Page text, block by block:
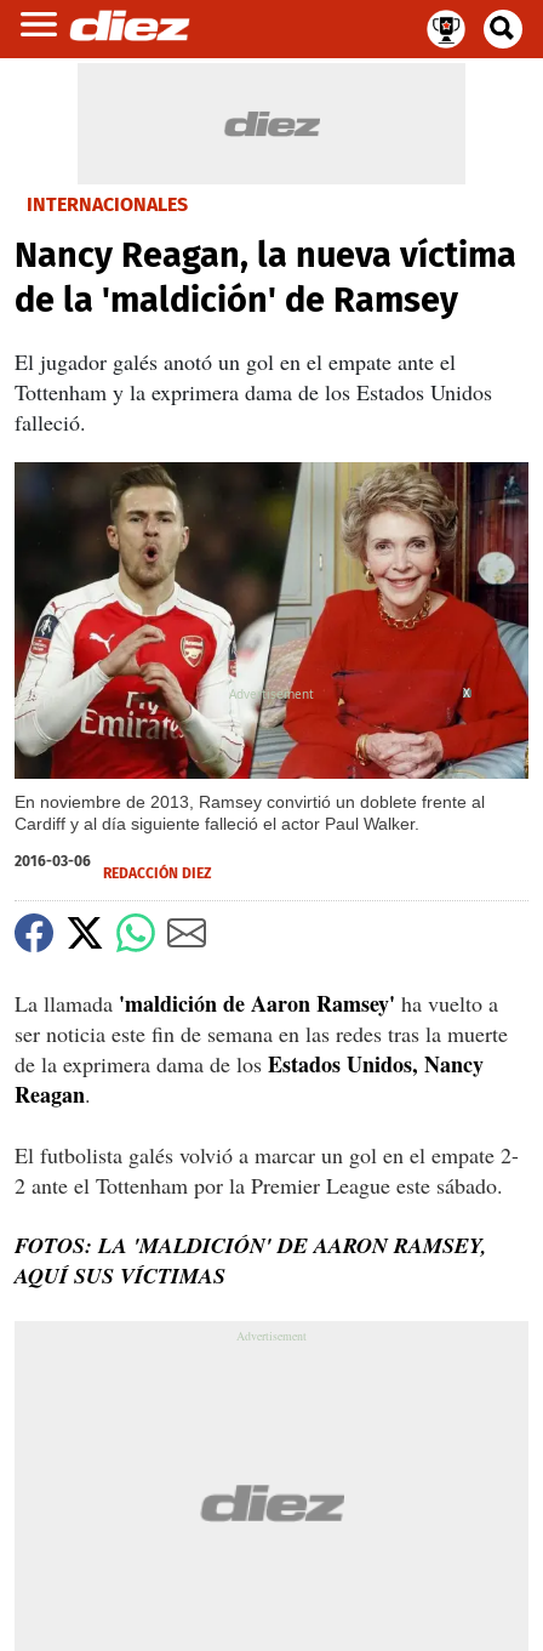
INTERNACIONALES
Nancy Reagan, la nueva víctima
de la 'maldición' de Ramsey
El jugador galés anotó un gol en el empate ante el
Tottenham y la exprimera dama de los Estados Unidos
falleció.
En noviembre de 2013, Ramsey convirtió un doblete frente al
Cardiff y al día siguiente falleció el actor Paul Walker.
X
2016-03-06
REDACCIÓN DIEZ
La llamada 'maldición de Aaron Ramsey' ha vuelto a
ser noticia este fin de semana en las redes tras la muerte
de la exprimera dama de los Estados Unidos, Nancy
Reagan.
El futbolista galés volvió a marcar un gol en el empate 2-
2 ante el Tottenham por la Premier League este sábado.
FOTOS: LA 'MALDICIÓN' DE AARON RAMSEY,
AQUÍ SUS VÍCTIMAS